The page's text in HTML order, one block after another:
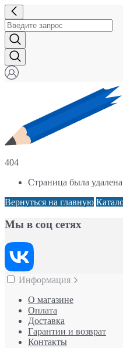
404
Страница была
Вернуться на главную
Мы в соц сетях
Информация
О магазине
Оплата
Доставка
Гарантии и возврат
Контакты